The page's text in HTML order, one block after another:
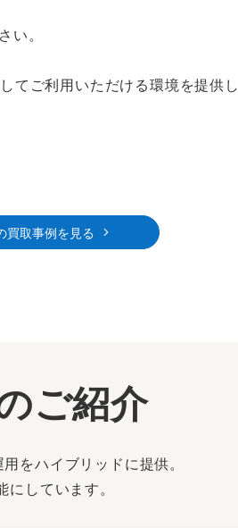
い。
てご利用いただける環境を提供し
買取事例を見る
ご紹介
をハイブリッドに提供。
しています。